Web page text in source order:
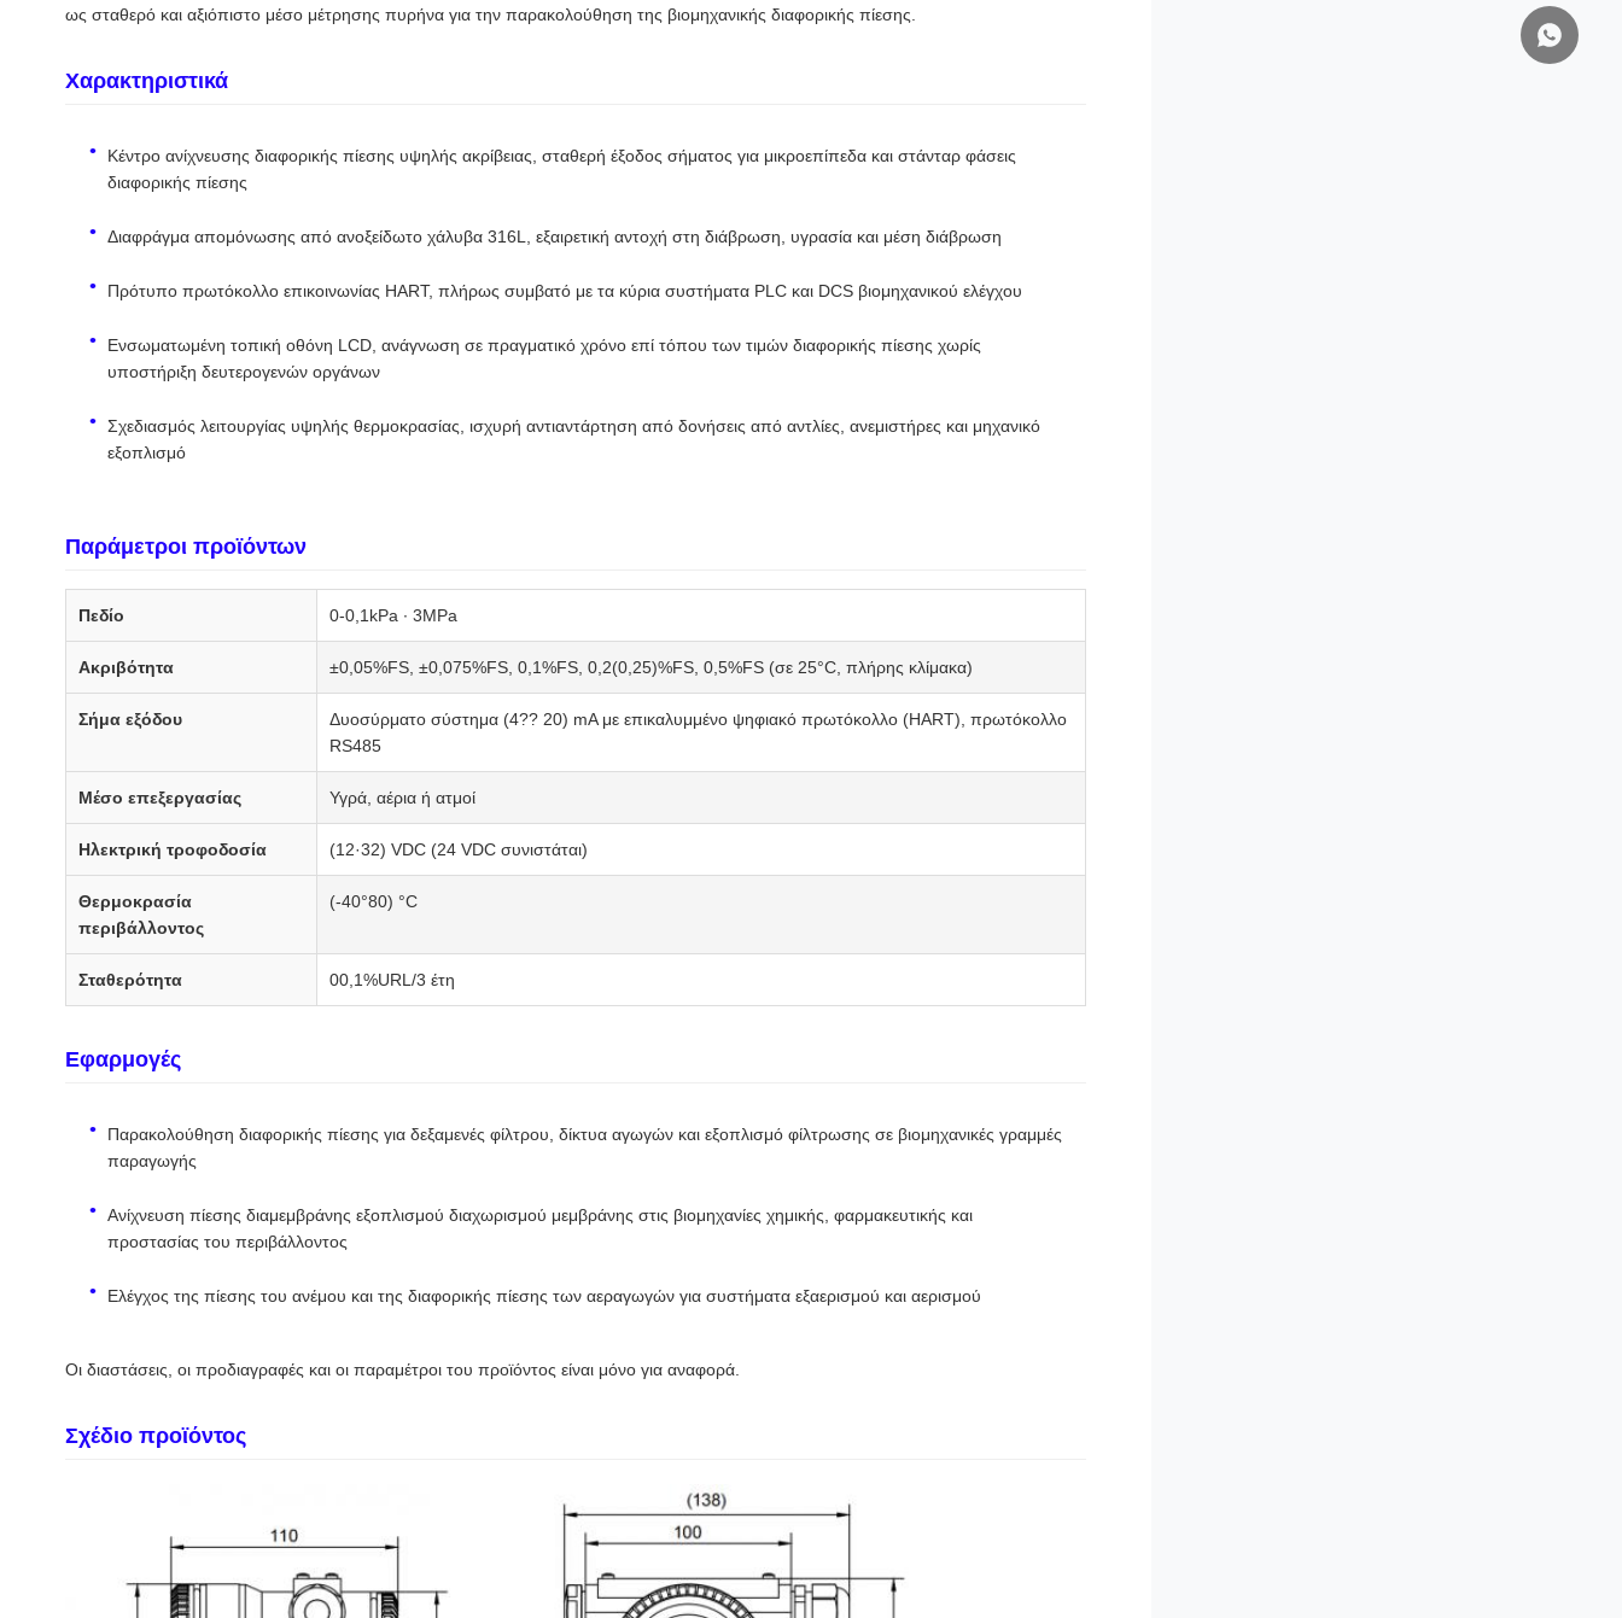
ως σταθερό και αξιόπιστο μέσο μέτρησης πυρήνα για την παρακολούθηση της βιομηχανικής διαφορικής πίεσης.
Χαρακτηριστικά
Κέντρο ανίχνευσης διαφορικής πίεσης υψηλής ακρίβειας, σταθερή έξοδος σήματος για μικροεπίπεδα και στάνταρ φάσεις
διαφορικής πίεσης
Διαφράγμα απομόνωσης από ανοξείδωτο χάλυβα 316L, εξαιρετική αντοχή στη διάβρωση, υγρασία και μέση διάβρωση
Πρότυπο πρωτόκολλο επικοινωνίας HART, πλήρως συμβατό με τα κύρια συστήματα PLC και DCS βιομηχανικού ελέγχου
Ενσωματωμένη τοπική οθόνη LCD, ανάγνωση σε πραγματικό χρόνο επί τόπου των τιμών διαφορικής πίεσης χωρίς
υποστήριξη δευτερογενών οργάνων
Σχεδιασμός λειτουργίας υψηλής θερμοκρασίας, ισχυρή αντιαντάρτηση από δονήσεις από αντλίες, ανεμιστήρες και μηχανικό
εξοπλισμό
Παράμετροι προϊόντων
Πεδίο 0-0,1kPa ∙ 3MPa
Ακριβότητα ±0,05%FS, ±0,075%FS, 0,1%FS, 0,2(0,25)%FS, 0,5%FS (σε 25°C, πλήρης κλίμακα)
Σήμα εξόδου
Δυοσύρματο σύστημα (4?? 20) mA με επικαλυμμένο ψηφιακό πρωτόκολλο (HART), πρωτόκολλο
RS485
Μέσο επεξεργασίας Υγρά, αέρια ή ατμοί
Ηλεκτρική τροφοδοσία (12·32) VDC (24 VDC συνιστάται)
Θερμοκρασία
περιβάλλοντος
(-40°80) °C
Σταθερότητα 00,1%URL/3 έτη
Εφαρμογές
Παρακολούθηση διαφορικής πίεσης για δεξαμενές φίλτρου, δίκτυα αγωγών και εξοπλισμό φίλτρωσης σε βιομηχανικές γραμμές
παραγωγής
Ανίχνευση πίεσης διαμεμβράνης εξοπλισμού διαχωρισμού μεμβράνης στις βιομηχανίες χημικής, φαρμακευτικής και
προστασίας του περιβάλλοντος
Ελέγχος της πίεσης του ανέμου και της διαφορικής πίεσης των αεραγωγών για συστήματα εξαερισμού και αερισμού
Οι διαστάσεις, οι προδιαγραφές και οι παραμέτροι του προϊόντος είναι μόνο για αναφορά.
Σχέδιο προϊόντος